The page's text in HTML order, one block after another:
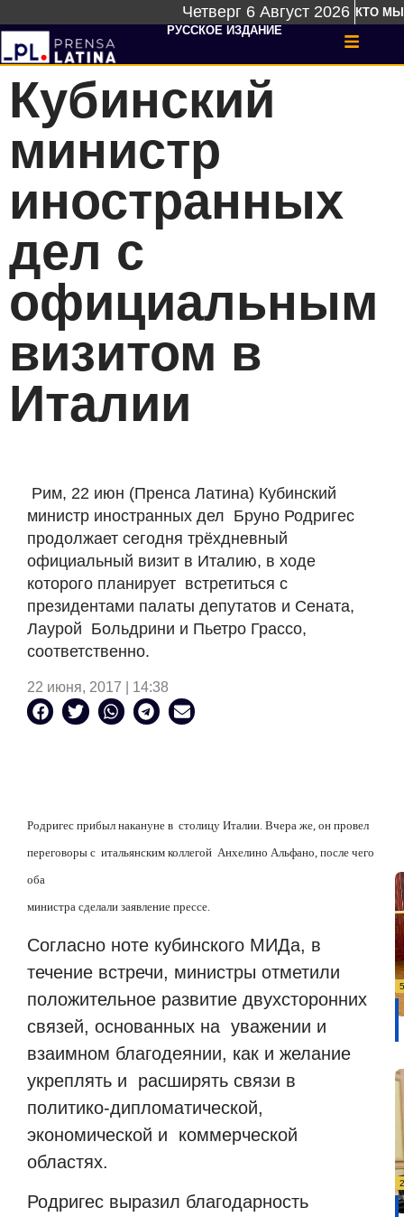
Четверг 6 Август 2026 КТО МЫ
РУССКОЕ ИЗДАНИЕ
Кубинский
министр
иностранных
дел с
официальным
визитом в
Италии
Рим, 22 июн (Пренса Латина) Кубинский
министр иностранных дел Бруно Родригес
продолжает сегодня трёхдневный
официальный визит в Италию, в ходе
которого планирует встретиться с
президентами палаты депутатов и Сената,
Лаурой Больдрини и Пьетро Грассо,
соответственно.
22 июня, 2017 | 14:38
Родригес прибыл накануне в столицу Италии. Вчера же, он провел
переговоры с итальянским коллегой Анхелино Альфано, после чего
оба
министра сделали заявление прессе.
Согласно ноте кубинского МИДа, в
течение встречи, министры отметили
положительное развитие двухсторонних
связей, основанных на уважении и
взаимном благодеянии, как и желание
укреплять и
расширять связи в
политико-дипломатической,
экономической и
коммерческой
областях.
Родригес выразил благодарность